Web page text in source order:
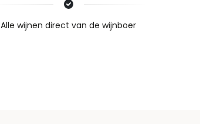
Nieuws & inspiratie in Vineé Vineuse
Alle wijnen direct van de wijnboer